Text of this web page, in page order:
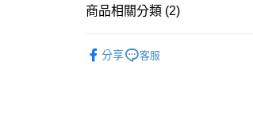
商品相關分類 (2)
分享 客服